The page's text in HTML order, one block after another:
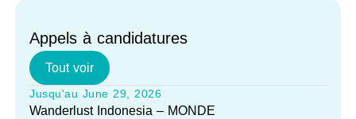
Appels à candidatures
Tout voir
Jusqu'au June 29, 2026
Wanderlust Indonesia – MONDE